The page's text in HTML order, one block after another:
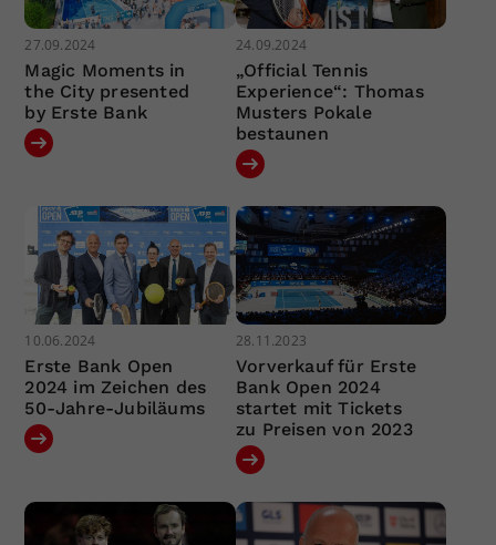
27.09.2024
Magic Moments in
the City presented
by Erste Bank
24.09.2024
„Official Tennis
Experience“: Thomas
Musters Pokale
bestaunen
10.06.2024
Erste Bank Open
2024 im Zeichen des
50-Jahre-Jubiläums
28.11.2023
Vorverkauf für Erste
Bank Open 2024
startet mit Tickets
zu Preisen von 2023